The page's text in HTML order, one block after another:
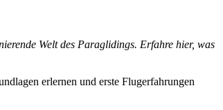
Welt des Paraglidings. Erfahre hier, was
erlernen und erste Flugerfahrungen